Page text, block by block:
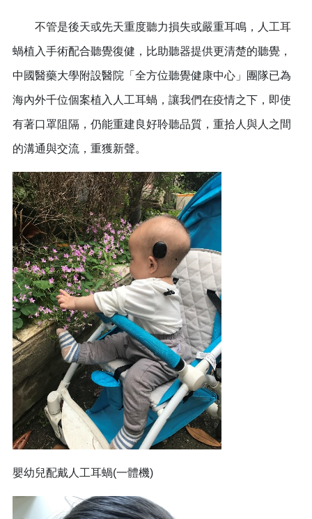
不管是後天或先天重度聽力損失或嚴重耳鳴，人工耳
蝸植入手術配合聽覺復健，比助聽器提供更清楚的聽覺，
中國醫藥大學附設醫院「全方位聽覺健康中心」團隊已為
海內外千位個案植入人工耳蝸，讓我們在疫情之下，即使
有著口罩阻隔，仍能重建良好聆聽品質，重拾人與人之間
的溝通與交流，重獲新聲。
嬰幼兒配戴人工耳蝸(一體機)